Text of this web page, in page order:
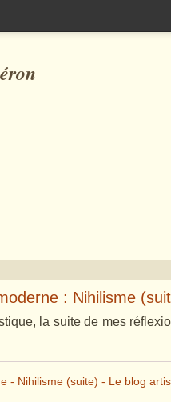
: Nihilisme
la suite de mes